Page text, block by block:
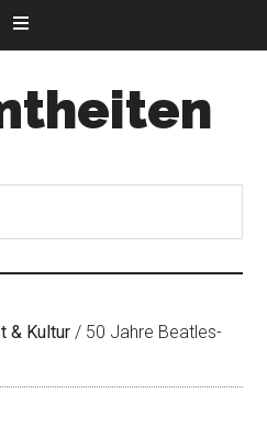
& Kultur / 50 Jahre Beatles-